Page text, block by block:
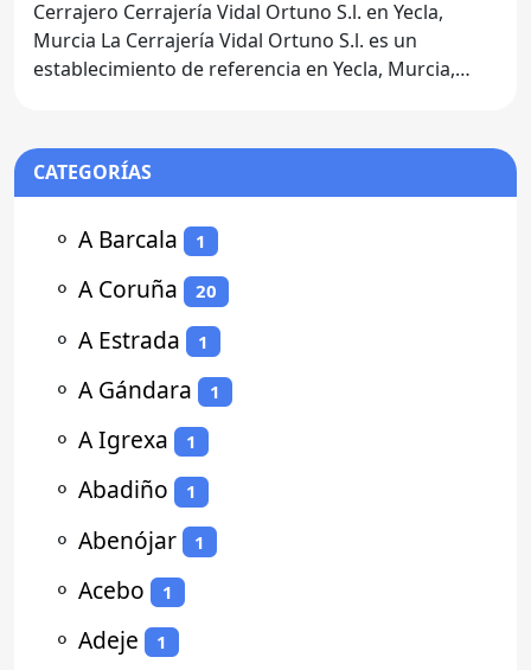
Cerrajero Cerrajería Vidal Ortuno S.l. en Yecla,
Murcia La Cerrajería Vidal Ortuno S.l. es un
establecimiento de referencia en Yecla, Murcia,
CATEGORÍAS
⚬ A Barcala 1
⚬ A Coruña 20
⚬ A Estrada 1
⚬ A Gándara 1
⚬ A Igrexa 1
⚬ Abadiño 1
⚬ Abenójar 1
⚬ Acebo 1
⚬ Adeje 1